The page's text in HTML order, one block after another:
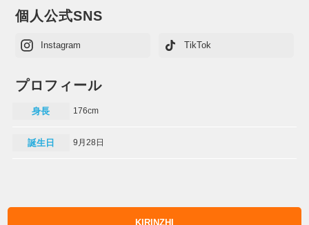
個人公式SNS
Instagram TikTok
プロフィール
身長 176cm
誕生日 9月28日
KIRINZHI